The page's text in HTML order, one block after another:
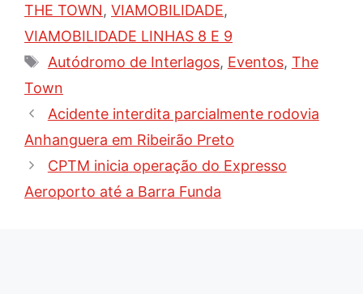
THE TOWN, VIAMOBILIDADE,
VIAMOBILIDADE LINHAS 8 E 9
Tags
Autódromo de Interlagos, Eventos, The
Town
Acidente interdita parcialmente rodovia
Anhanguera em Ribeirão Preto
CPTM inicia operação do Expresso
Aeroporto até a Barra Funda